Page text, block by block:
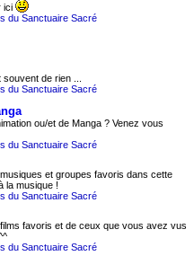
ici
du Sanctuaire Sacré
de rien ...
du Sanctuaire Sacré
ou/et de Manga ? Venez vous
du Sanctuaire Sacré
et groupes favoris dans cette
la musique !
du Sanctuaire Sacré
favoris et de ceux que vous avez vus
du Sanctuaire Sacré